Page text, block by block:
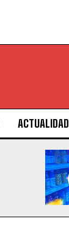
ACTUALIDAD